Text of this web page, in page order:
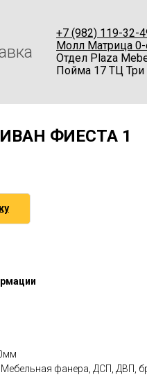
+7 (982) 119-32-
Молл Матрица 0-
Отдел Plaza
Пойма 17 ТЦ Три
ФИЕСТА 1
Мебельная фанера, ДСП, ДВП,